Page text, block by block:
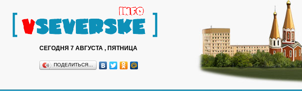
СЕГОДНЯ 7 АВГУСТА , ПЯТНИЦА
ПОДЕЛИТЬСЯ…